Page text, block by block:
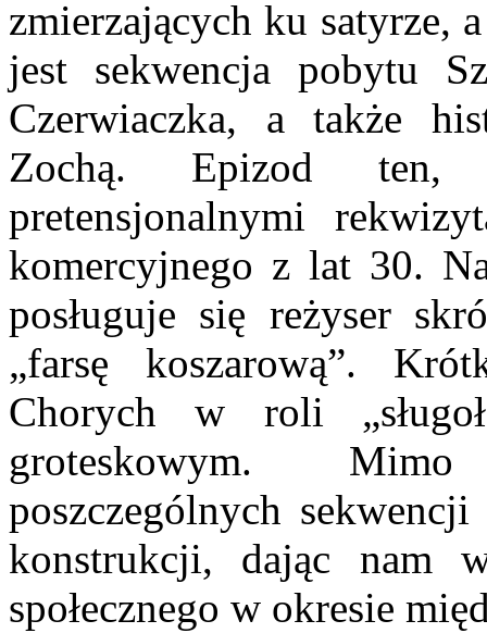
zmierzających ku satyrze,
jest sekwencja pobytu
Czerwiaczka, a także
Zochą. Epizod ten,
pretensjonalnymi
komercyjnego z lat 30.
posługuje się reżyser
„farsę koszarową”.
Chorych w roli
groteskowym.
poszczególnych
konstrukcji, dając nam
społecznego w okresie